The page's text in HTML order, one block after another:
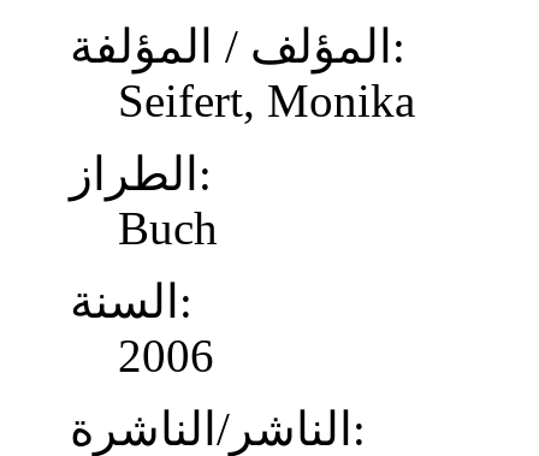
المؤلف / المؤلفة:
Seifert, Monika
الطراز:
Buch
السنة:
2006
الناشر/الناشرة: